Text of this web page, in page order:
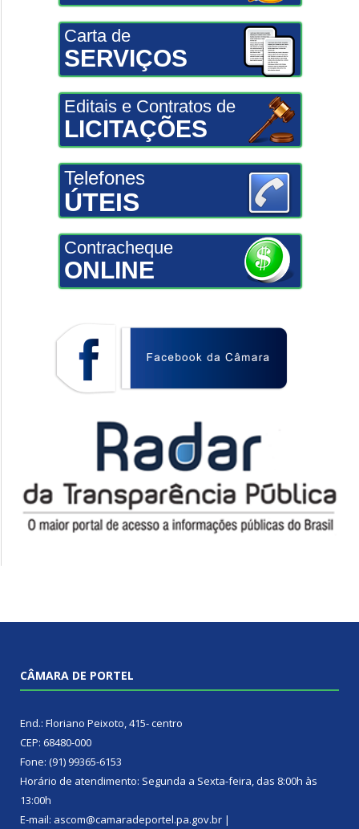
Carta de
SERVIÇOS
Editais e Contratos de
LICITAÇÕES
Telefones
ÚTEIS
Contracheque
ONLINE
CÂMARA DE PORTEL
End.: Floriano Peixoto, 415- centro
CEP: 68480-000
Fone: (91) 99365-6153
Horário de atendimento: Segunda a Sexta-feira, das 8:00h às
13:00h
E-mail: ascom@camaradeportel.pa.gov.br |